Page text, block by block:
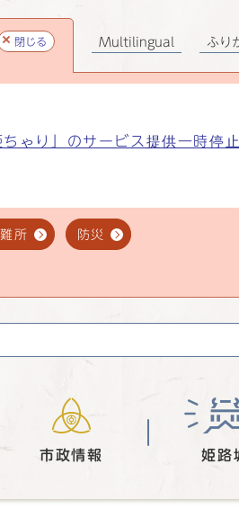
閉じる
ゃり」のサービス提供一時停
所 防災
Multilingual ふり
市政情報 姫路